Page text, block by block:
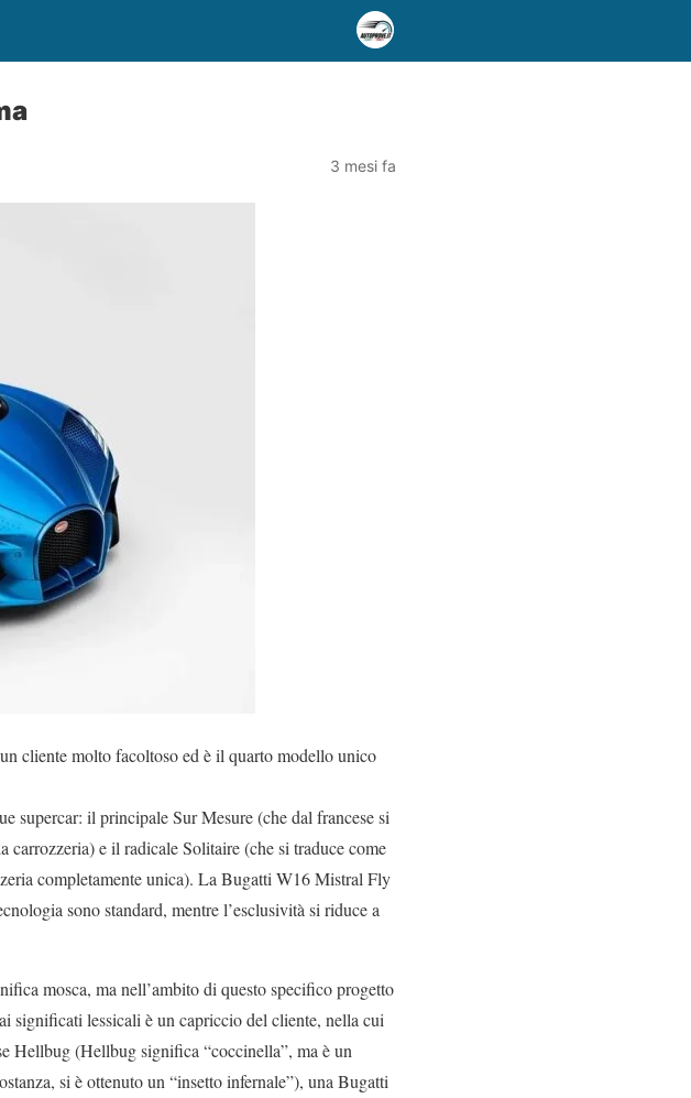
3 mesi fa
cliente molto facoltoso ed è il quarto modello unico
supercar: il principale Sur Mesure (che dal francese si
carrozzeria) e il radicale Solitaire (che si traduce come
completamente unica). La Bugatti W16 Mistral Fly
sono standard, mentre l’esclusività si riduce a
mosca, ma nell’ambito di questo specifico progetto
lessicali è un capriccio del cliente, nella cui
Hellbug (Hellbug significa “coccinella”, ma è un
si è ottenuto un “insetto infernale”), una Bugatti